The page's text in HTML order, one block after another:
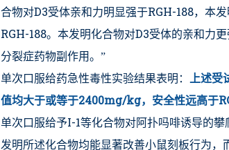
合物对D3受体亲和力明显强于RGH-188，本
RGH-188。本发明化合物对D3受体的亲和力
分裂症药物副作用。”
单次口服给药急性毒性实验结果表明： 上述受
值均大于或等于2400mg/kg，安全性远高于
单次口服给予I-1等化合物对阿扑吗啡诱导的
发明所述化合物均能显著改善小鼠刻板行为